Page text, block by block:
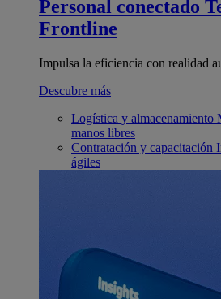
Personal conectado
Frontline
Impulsa la eficiencia con realidad
Descubre más
Logística y almacenamiento
manos libres
Contratación y capacitación
ágiles